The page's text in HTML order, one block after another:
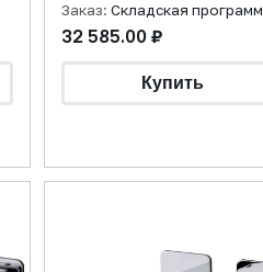
Заказ: Складская
32 585.00 ₽